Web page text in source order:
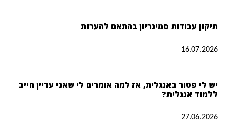
תיקון עבודות סמינריון בהתאם להערות
16.07.2026
יש לי פטור באנגלית, אז למה אומרים לי שאני עדיין חייב
ללמוד אנגלית?
27.06.2026